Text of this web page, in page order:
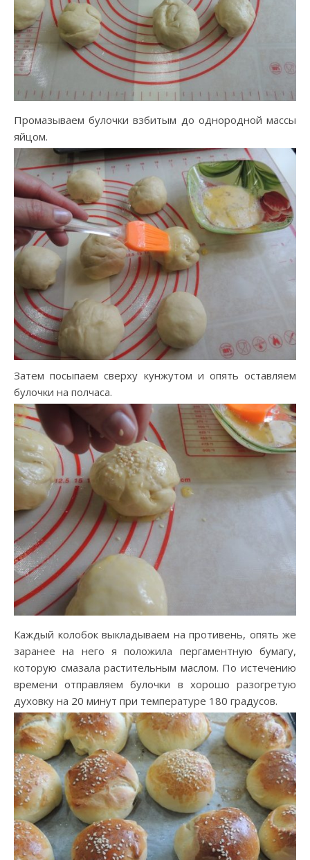
Промазываем булочки взбитым до однородной массы
яйцом.
Затем посыпаем сверху кунжутом и опять оставляем
булочки на полчаса.
Каждый колобок выкладываем на противень, опять же
заранее на него я положила пергаментную бумагу,
которую смазала растительным маслом. По истечению
времени отправляем булочки в хорошо разогретую
духовку на 20 минут при температуре 180 градусов.